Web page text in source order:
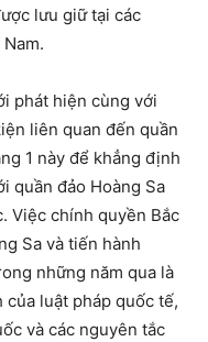
lưu giữ tại các
phát hiện cùng với
liên quan đến quần
1 này để khẳng định
quần đảo Hoàng Sa
Việc chính quyền Bắc
Sa và tiến hành
những năm qua là
luật pháp quốc tế,
và các nguyên tắc